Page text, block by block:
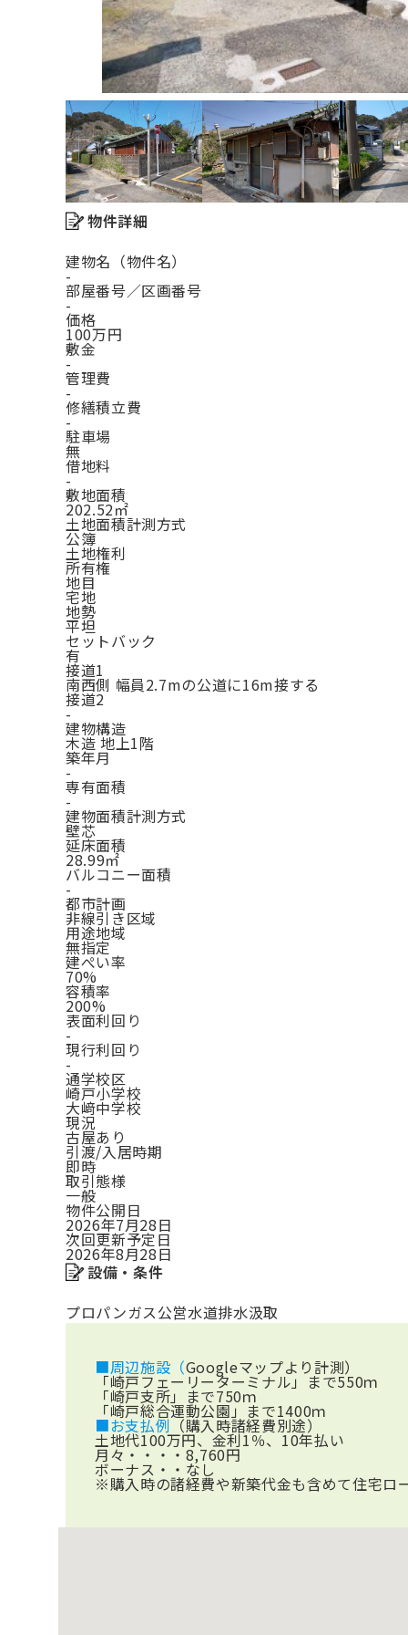
物件詳細
建物名（物件名）
-
部屋番号／区画番号
-
価格
100万円
敷金
-
管理費
-
修繕積立費
-
駐車場
無
借地料
-
敷地面積
202.52㎡
土地面積計測方式
公簿
土地権利
所有権
地目
宅地
地勢
平坦
セットバック
有
接道1
南西側 幅員2.7mの公道に16m接する
接道2
-
建物構造
木造 地上1階
築年月
-
専有面積
-
建物面積計測方式
壁芯
延床面積
28.99㎡
バルコニー面積
-
都市計画
非線引き区域
用途地域
無指定
建ぺい率
70%
容積率
200%
表面利回り
-
現行利回り
-
通学校区
崎戸小学校
大﨑中学校
現況
古屋あり
引渡/入居時期
即時
取引態様
一般
物件公開日
2026年7月28日
次回更新予定日
2026年8月28日
設備・条件
プロパンガス公営水道排水汲取
■周辺施設（Googleマップより計測）
「崎戸フェーリーターミナル」まで550ｍ
「崎戸支所」まで750ｍ
「崎戸総合運動公園」まで1400ｍ
■お支払例（購入時諸経費別途）
土地代100万円、金利1％、10年払い
月々・・・・8,760円
ボーナス・・なし
※購入時の諸経費や新築代金も含めて住宅ロ